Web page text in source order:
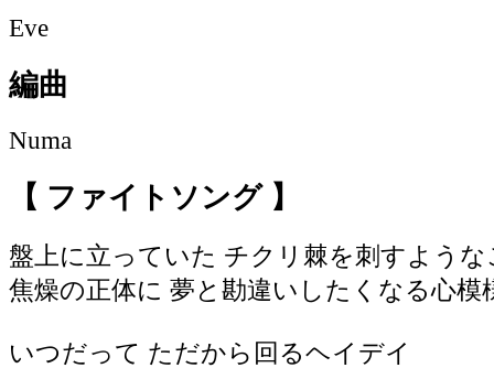
Eve
編曲
Numa
【 ファイトソング 】
盤上に立っていた チクリ棘を刺すよう
焦燥の正体に 夢と勘違いしたくなる心模
いつだって ただから回るヘイデイ